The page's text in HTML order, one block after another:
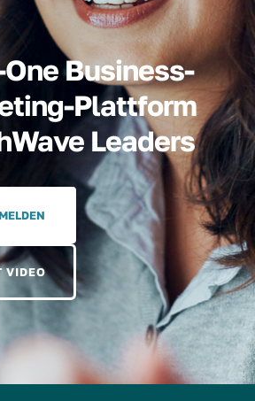
Business-
Plattform
Leaders
VIDEO